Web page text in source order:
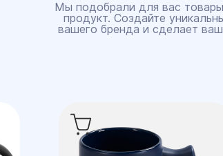
Мы подобрали для вас
продукт. Создайте
вашего бренда и сделает